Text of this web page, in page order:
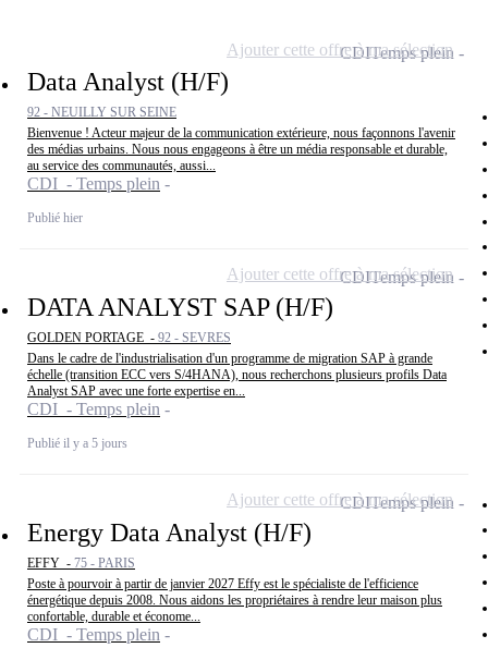
Data Analyst (H/F)
92 - NEUILLY SUR SEINE
Bienvenue ! Acteur majeur de la communication extérieure, nous façonnons l'avenir
des médias urbains. Nous nous engageons à être un média responsable et durable,
au service des communautés, aussi...
CDI - Temps plein
Publié hier
CDITemps plein
Ajouter cette offre à ma sélection
DATA ANALYST SAP (H/F)
GOLDEN PORTAGE - 92 - SEVRES
Dans le cadre de l'industrialisation d'un programme de migration SAP à grande
échelle (transition ECC vers S/4HANA), nous recherchons plusieurs profils Data
Analyst SAP avec une forte expertise en...
CDI - Temps plein
Publié il y a 5 jours
CDITemps plein
Ajouter cette offre à ma sélection
Energy Data Analyst (H/F)
EFFY - 75 - PARIS
Poste à pourvoir à partir de janvier 2027 Effy est le spécialiste de l'efficience
énergétique depuis 2008. Nous aidons les propriétaires à rendre leur maison plus
confortable, durable et économe...
CDI - Temps plein
CDITemps plein
Ajouter cette offre à ma sélection